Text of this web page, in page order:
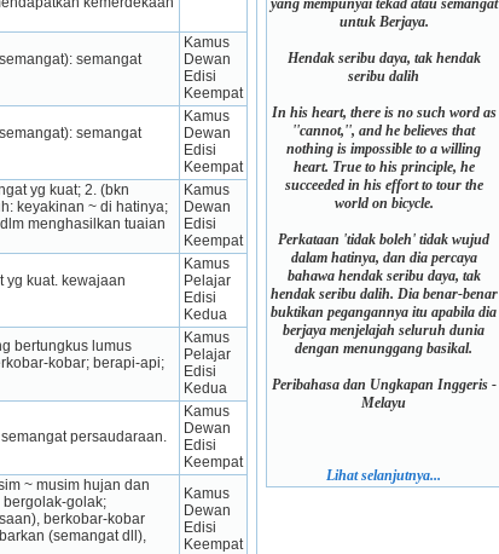
semangat
Kamus
Dewan
Edisi
Keempat
semangat
Kamus
Dewan
Edisi
Keempat
yg kuat; 2. (bkn
keyakinan ~ di hatinya;
menghasilkan tuaian
Kamus
Dewan
Edisi
Keempat
yg kuat. kewajaan
Kamus
Pelajar
Edisi
Kedua
bertungkus lumus
kobar; berapi-api;
Kamus
Pelajar
Edisi
Kedua
persaudaraan.
Kamus
Dewan
Edisi
Keempat
~ musim hujan dan
bergolak-golak;
berkobar-kobar
(semangat dll),
Kamus
Dewan
Edisi
Keempat
yang mempunyai tekad atau semangat
untuk Berjaya.
Hendak seribu daya, tak hendak
seribu dalih
In his heart, there is no such word as
''cannot,'', and he believes that
nothing is impossible to a willing
heart. True to his principle, he
succeeded in his effort to tour the
world on bicycle.
Perkataan 'tidak boleh' tidak wujud
dalam hatinya, dan dia percaya
bahawa hendak seribu daya, tak
hendak seribu dalih. Dia benar-benar
buktikan pegangannya itu apabila dia
berjaya menjelajah seluruh dunia
dengan menunggang basikal.
Peribahasa dan Ungkapan Inggeris -
Melayu
Lihat selanjutnya...